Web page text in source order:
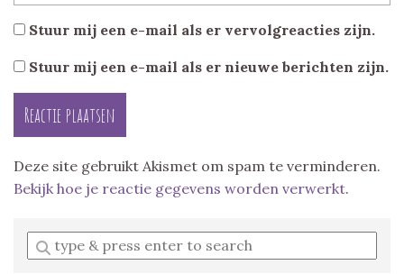
Stuur mij een e-mail als er vervolgreacties zijn.
Stuur mij een e-mail als er nieuwe berichten zijn.
Deze site gebruikt Akismet om spam te verminderen.
Bekijk hoe je reactie gegevens worden verwerkt.
Enter
a